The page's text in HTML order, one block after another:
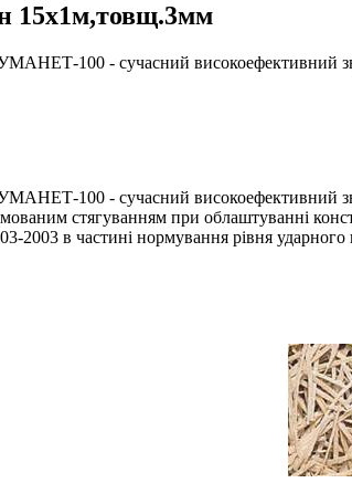
15х1м,товщ.3мм
100 - сучасний високоефективний
100 - сучасний високоефективний
стягуванням при облаштуванні
2003 в частині нормування рівня ударного